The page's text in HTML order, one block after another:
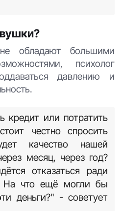
бремя, которое
годам: родители
сами они. Это тоже
между парой. Они
жизнь с грузом и,
друг на
просто тяжело, они
обладают большими
психолог
давлению и